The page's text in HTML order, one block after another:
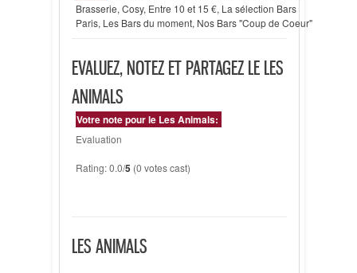
Brasserie, Cosy, Entre 10 et 15 €, La sélection Bars
Paris, Les Bars du moment, Nos Bars "Coup de Coeur"
EVALUEZ, NOTEZ ET PARTAGEZ LE LES
ANIMALS
Votre note pour le Les Animals:
Evaluation
Rating: 0.0/5 (0 votes cast)
LES ANIMALS